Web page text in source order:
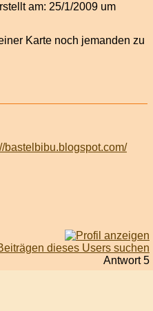
am: 25/1/2009 um
Karte noch jemanden zu
bastelbibu.blogspot.com/
Antwort 5